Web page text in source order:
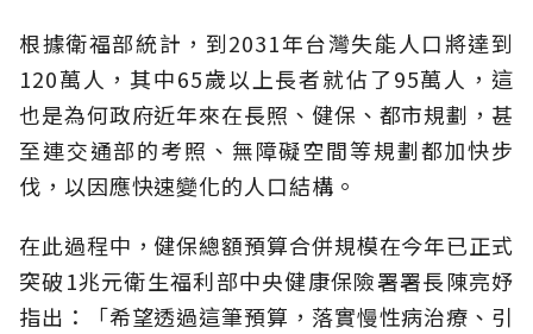
根據衛福部統計，到2031年台灣失能人口將達到
120萬人，其中65歲以上長者就佔了95萬人，這
也是為何政府近年來在長照、健保、都市規劃，甚
至連交通部的考照、無障礙空間等規劃都加快步
伐，以因應快速變化的人口結構。
在此過程中，健保總額預算合併規模在今年已正式
突破1兆元衛生福利部中央健康保險署署長陳亮妤
指出：「希望透過這筆預算，落實慢性病治療、引